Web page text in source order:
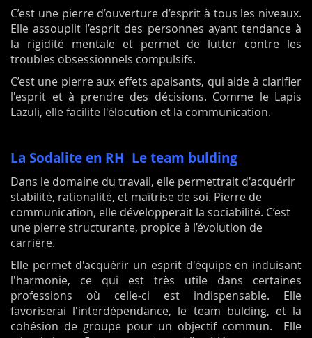
C’est une pierre d’ouverture d’esprit à tous les niveaux.
Elle assouplit l’esprit des personnes ayant tendance à
la rigidité mentale et permet de lutter contre les
troubles obsessionnels compulsifs.
C’est une pierre aux effets apaisants, qui aide à clarifier
l'esprit et à prendre des décisions. Comme le Lapis
Lazuli, elle facilite l'élocution et la communication.
La Sodalite en RH Le team bulding
Dans le domaine du travail, elle permettrait d'acquérir
stabilité, rationalité, et maîtrise de soi. Pierre de
communication, elle développerait la sociabilité. C’est
une pierre structurante, propice à l’évolution de
carrière.
Elle permet d'acquérir un esprit d'équipe en induisant
l'harmonie, ce qui est très utile dans certaines
professions où celle-ci est indispensable. Elle
favoriserai l'interdépendance, le team bulding, et la
cohésion de groupe pour un objectif commun. Elle